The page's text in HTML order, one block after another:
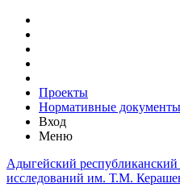
Проекты
Нормативные документы
Вход
Меню
Адыгейский
исследований им. Т.М.